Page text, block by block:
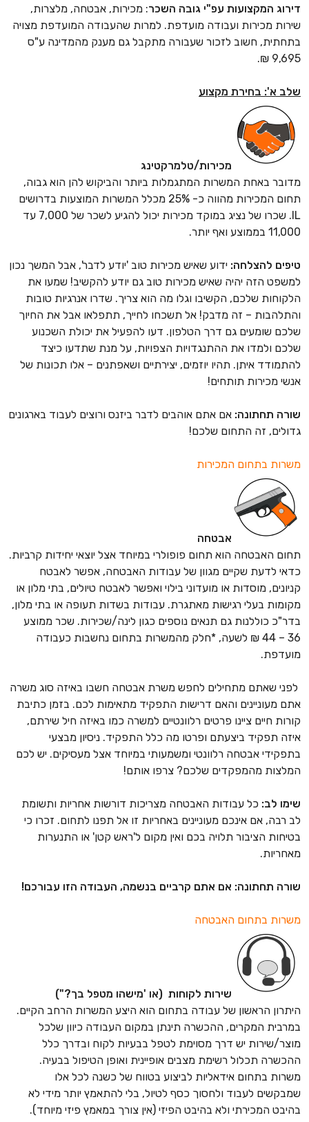
דירוג המקצועות עפ"י גובה השכר: מכירות, אבטחה, מלצרות,
שירות מכירות ועבודה מועדפת. למרות שהעבודה המועדפת מצויה
בתחתית, חשוב לזכור שעבורה מתקבל גם מענק מהמדינה ע"ס
9,695 ₪.
שלב א': בחירת מקצוע
מכירות/טלמרקטינג
מדובר באחת המשרות המתגמלות ביותר והביקוש להן הוא גבוה,
תחום המכירות מהווה כ- 25% מכלל המשרות המוצעות בדרושים
IL. שכרו של נציג במוקד מכירות יכול להגיע לשכר של 7,000 עד
11,000 בממוצע ואף יותר.
טיפים להצלחה: ידוע שאיש מכירות טוב 'יודע לדבר', אבל המשך נכון
למשפט הזה יהיה שאיש מכירות טוב גם יודע להקשיב! שמעו את
הלקוחות שלכם, הקשיבו וגלו מה הוא צריך. שדרו אנרגיות טובות
והתלהבות – זה מדבק! אל תשכחו לחייך, תתפלאו אבל את החיוך
שלכם שומעים גם דרך הטלפון. דעו להפעיל את יכולת השכנוע
שלכם ולמדו את ההתנגדויות הצפויות, על מנת שתדעו כיצד
להתמודד איתן. תהיו יוזמים, יצירתיים ושאפתנים – אלו תכונות של
אנשי מכירות תותחים!
שורה תחתונה: אם אתם אוהבים לדבר ביזנס ורוצים לעבוד בארגונים
גדולים, זה התחום שלכם!
משרות בתחום המכירות
אבטחה
תחום האבטחה הוא תחום פופולרי במיוחד אצל יוצאי יחידות קרביות.
כדאי לדעת שקיים מגוון של עבודות האבטחה, אפשר לאבטח
קניונים, מוסדות או מועדוני בילוי ואפשר לאבטח טיולים, בתי מלון או
מקומות בעלי רגישות מאתגרת. עבודות בשדות תעופה או בתי מלון,
בדר"כ כוללנות גם תנאים נוספים כגון לינה/שכירות. שכר ממוצע
36 – 44 ₪ לשעה, *חלק מהמשרות בתחום נחשבות כעבודה
מועדפת.
לפני שאתם מתחילים לחפש משרת אבטחה חשבו באיזה סוג משרה
אתם מעוניינים והאם דרישות התפקיד מתאימות לכם. בזמן כתיבת
קורות חיים ציינו פרטים רלוונטיים למשרה כמו באיזה חיל שירתם,
איזה תפקיד ביצעתם ופרטו מה כלל התפקיד. ניסיון מבצעי
בתפקידי אבטחה רלוונטי ומשמעותי במיוחד אצל מעסיקים. יש לכם
המלצות מהמפקדים שלכם? צרפו אותם!
שימו לב: כל עבודות האבטחה מצריכות דורשות אחריות ותשומת
לב רבה, אם אינכם מעוניינים באחריות זו אל תפנו לתחום. זכרו כי
בטיחות הציבור תלויה בכם ואין מקום ל'ראש קטן' או התנערות
מאחריות.
שורה תחתונה: אם אתם קרביים בנשמה, העבודה הזו עבורכם!
משרות בתחום האבטחה
שירות לקוחות (או 'מישהו מטפל בך?")
היתרון הראשון של עבודה בתחום הוא היצע המשרות הרחב הקיים.
במרבית המקרים, ההכשרה תינתן במקום העבודה כיוון שלכל
מוצר/שירות יש דרך מסוימת לטפל בבעיות לקוח ובדרך כלל
ההכשרה תכלול רשימת מצבים אופיינית ואופן הטיפול בבעיה.
משרות בתחום אידאליות לביצוע בטווח של כשנה לכל אלו
שמבקשים לעבוד ולחסוך כסף לטיול, בלי להתאמץ יותר מידי לא
בהיבט המכירתי ולא בהיבט הפיזי (אין צורך במאמץ פיזי מיוחד).